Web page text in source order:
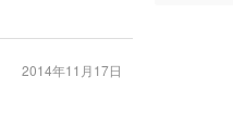
2014年11月17日